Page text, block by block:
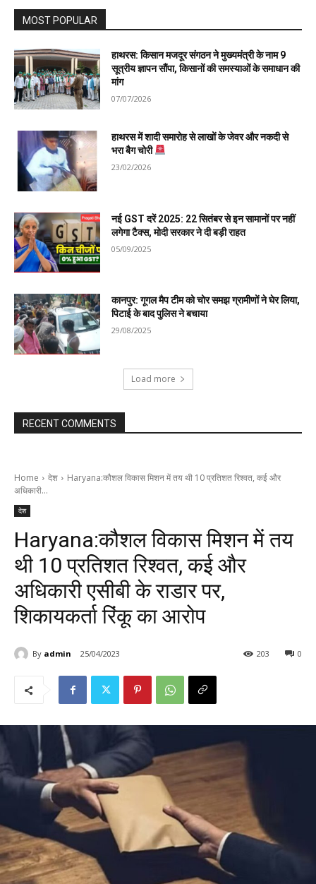
MOST POPULAR
हाथरस: किसान मजदूर संगठन ने मुख्यमंत्री के नाम 9
सूत्रीय ज्ञापन सौंपा, किसानों की समस्याओं के समाधान की
मांग
07/07/2026
हाथरस में शादी समारोह से लाखों के जेवर और नकदी से
भरा बैग चोरी
23/02/2026
नई GST दरें 2025: 22 सितंबर से इन सामानों पर नहीं
लगेगा टैक्स, मोदी सरकार ने दी बड़ी राहत
05/09/2025
कानपुर: गूगल मैप टीम को चोर समझ ग्रामीणों ने घेर लिया,
पिटाई के बाद पुलिस ने बचाया
29/08/2025
Load more
RECENT COMMENTS